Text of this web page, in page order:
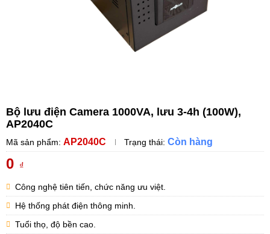
Bộ lưu điện Camera 1000VA, lưu 3-4h (100W),
AP2040C
Mã sản phẩm: AP2040C Trạng thái: Còn hàng
0 ₫
Công nghệ tiên tiến, chức năng ưu việt.
Hệ thống phát điện thông minh.
Tuổi thọ, độ bền cao.